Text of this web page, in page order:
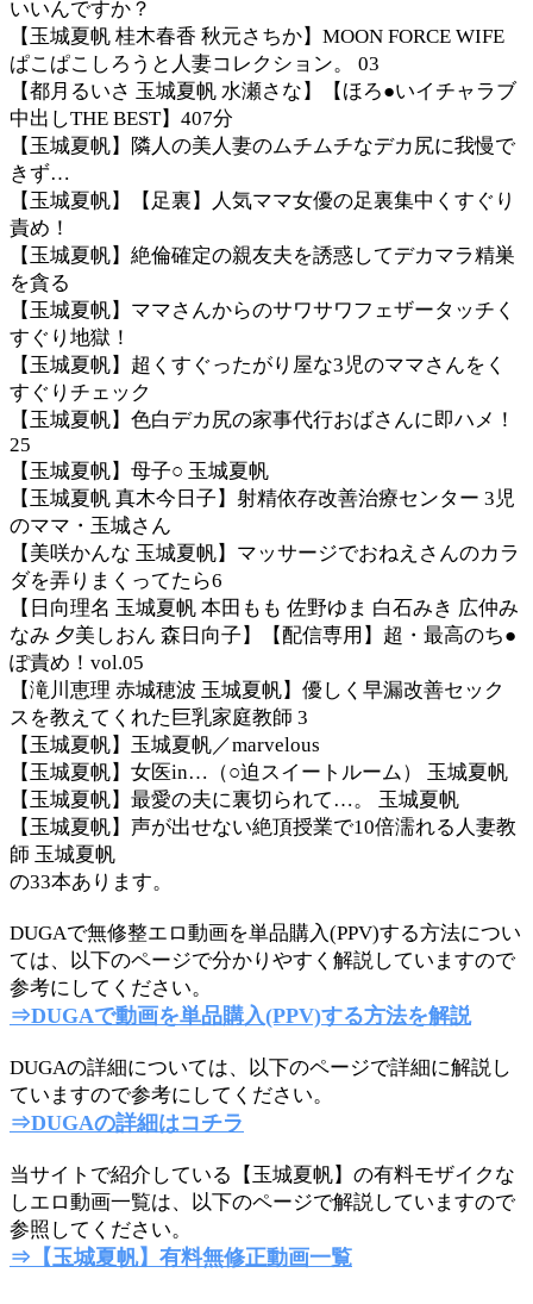
いいんですか？
【玉城夏帆 桂木春香 秋元さちか】MOON FORCE WIFE
ぱこぱこしろうと人妻コレクション。 03
【都月るいさ 玉城夏帆 水瀬さな】【ほろ●いイチャラブ
中出しTHE BEST】407分
【玉城夏帆】隣人の美人妻のムチムチなデカ尻に我慢で
きず…
【玉城夏帆】【足裏】人気ママ女優の足裏集中くすぐり
責め！
【玉城夏帆】絶倫確定の親友夫を誘惑してデカマラ精巣
を貪る
【玉城夏帆】ママさんからのサワサワフェザータッチく
すぐり地獄！
【玉城夏帆】超くすぐったがり屋な3児のママさんをく
すぐりチェック
【玉城夏帆】色白デカ尻の家事代行おばさんに即ハメ！
25
【玉城夏帆】母子○ 玉城夏帆
【玉城夏帆 真木今日子】射精依存改善治療センター 3児
のママ・玉城さん
【美咲かんな 玉城夏帆】マッサージでおねえさんのカラ
ダを弄りまくってたら6
【日向理名 玉城夏帆 本田もも 佐野ゆま 白石みき 広仲み
なみ 夕美しおん 森日向子】【配信専用】超・最高のち●
ぽ責め！vol.05
【滝川恵理 赤城穂波 玉城夏帆】優しく早漏改善セック
スを教えてくれた巨乳家庭教師 3
【玉城夏帆】玉城夏帆／marvelous
【玉城夏帆】女医in…（○迫スイートルーム） 玉城夏帆
【玉城夏帆】最愛の夫に裏切られて…。 玉城夏帆
【玉城夏帆】声が出せない絶頂授業で10倍濡れる人妻教
師 玉城夏帆
の33本あります。
DUGAで無修整エロ動画を単品購入(PPV)する方法につい
ては、以下のページで分かりやすく解説していますので
参考にしてください。
⇒DUGAで動画を単品購入(PPV)する方法を解説
DUGAの詳細については、以下のページで詳細に解説し
ていますので参考にしてください。
⇒DUGAの詳細はコチラ
当サイトで紹介している【玉城夏帆】の有料モザイクな
しエロ動画一覧は、以下のページで解説していますので
参照してください。
⇒【玉城夏帆】有料無修正動画一覧